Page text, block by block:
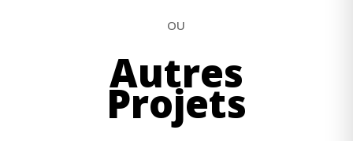
OU
Autres
Projets